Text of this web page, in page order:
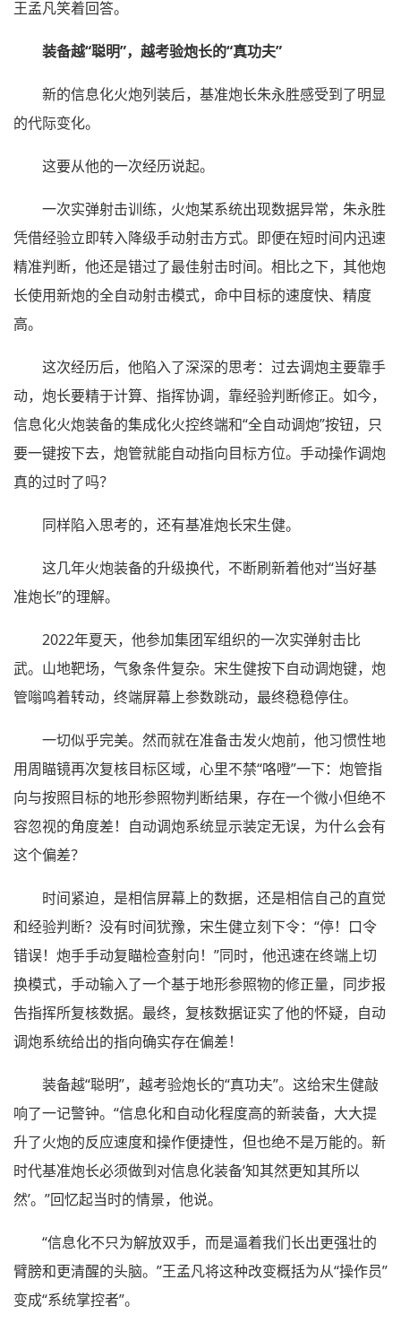
王孟凡笑着回答。
装备越“聪明”，越考验炮长的“真功夫”
新的信息化火炮列装后，基准炮长朱永胜感受到了明显
的代际变化。
这要从他的一次经历说起。
一次实弹射击训练，火炮某系统出现数据异常，朱永胜
凭借经验立即转入降级手动射击方式。即便在短时间内迅速
精准判断，他还是错过了最佳射击时间。相比之下，其他炮
长使用新炮的全自动射击模式，命中目标的速度快、精度
高。
这次经历后，他陷入了深深的思考：过去调炮主要靠手
动，炮长要精于计算、指挥协调，靠经验判断修正。如今，
信息化火炮装备的集成化火控终端和“全自动调炮”按钮，只
要一键按下去，炮管就能自动指向目标方位。手动操作调炮
真的过时了吗？
同样陷入思考的，还有基准炮长宋生健。
这几年火炮装备的升级换代，不断刷新着他对“当好基
准炮长”的理解。
2022年夏天，他参加集团军组织的一次实弹射击比
武。山地靶场，气象条件复杂。宋生健按下自动调炮键，炮
管嗡鸣着转动，终端屏幕上参数跳动，最终稳稳停住。
一切似乎完美。然而就在准备击发火炮前，他习惯性地
用周瞄镜再次复核目标区域，心里不禁“咯噔”一下：炮管指
向与按照目标的地形参照物判断结果，存在一个微小但绝不
容忽视的角度差！自动调炮系统显示装定无误，为什么会有
这个偏差？
时间紧迫，是相信屏幕上的数据，还是相信自己的直觉
和经验判断？没有时间犹豫，宋生健立刻下令：“停！口令
错误！炮手手动复瞄检查射向！”同时，他迅速在终端上切
换模式，手动输入了一个基于地形参照物的修正量，同步报
告指挥所复核数据。最终，复核数据证实了他的怀疑，自动
调炮系统给出的指向确实存在偏差！
装备越“聪明”，越考验炮长的“真功夫”。这给宋生健敲
响了一记警钟。“信息化和自动化程度高的新装备，大大提
升了火炮的反应速度和操作便捷性，但也绝不是万能的。新
时代基准炮长必须做到对信息化装备‘知其然更知其所以
然’。”回忆起当时的情景，他说。
“信息化不只为解放双手，而是逼着我们长出更强壮的
臂膀和更清醒的头脑。”王孟凡将这种改变概括为从“操作员”
变成“系统掌控者”。